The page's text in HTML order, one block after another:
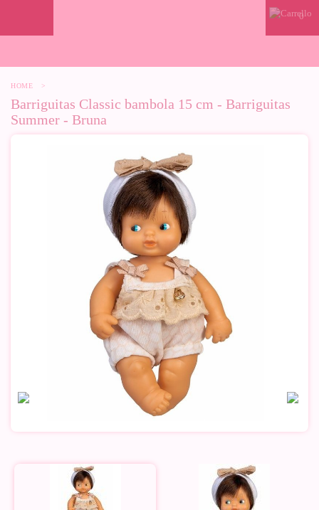
0
HOME >
Barriguitas Classic bambola 15 cm - Barriguitas
Summer - Bruna